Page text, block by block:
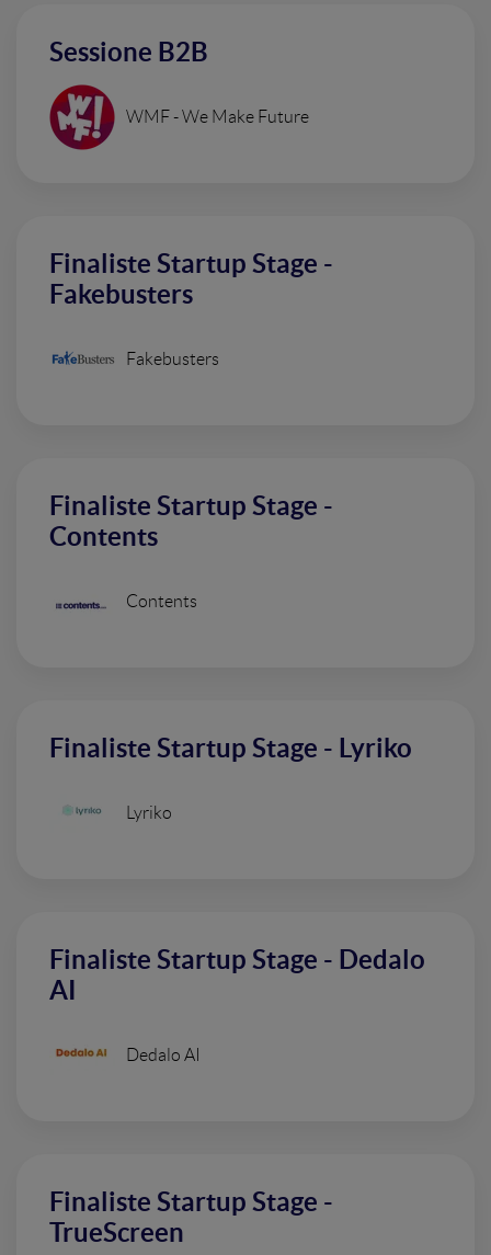
Sessione B2B
WMF - We Make Future
Finaliste Startup Stage -
Fakebusters
Fakebusters
Finaliste Startup Stage -
Contents
Contents
Finaliste Startup Stage - Lyriko
Lyriko
Finaliste Startup Stage - Dedalo
AI
Dedalo AI
Finaliste Startup Stage -
TrueScreen